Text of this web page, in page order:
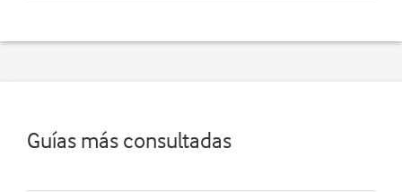
Guías más consultadas